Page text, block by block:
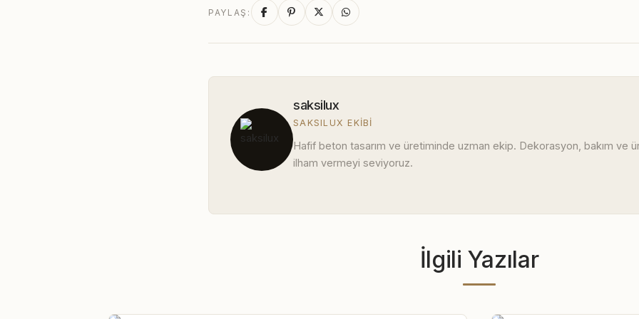
PAYLAŞ:
saksilux
SAKSILUX EKIBI
Hafif beton tasarım ve üretiminde uzman ekip. Dekorasyon, bakım ve
ilham vermeyi seviyoruz.
İlgili Yazılar